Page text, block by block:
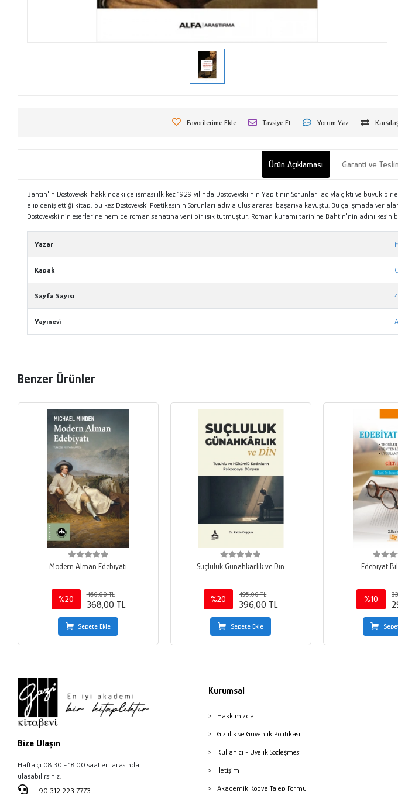
Favorilerime Ekle Tavsiye Et Yorum Yaz
Ürün Açıklaması Garanti ve
Bahtin'in Dostoyevski hakkındaki çalışması ilk kez 1929 yılında Dostoyevski'nin Yapıtının Sorunları adıyla çıktı ve büyük
alıp genişlettiği kitap, bu kez Dostoyevski Poetikasının Sorunları adıyla uluslararası başarıya kavuştu. Bu çalışmada
Dostoyevski'nin eserlerine hem de roman sanatına yeni bir ışık tutmuştur. Roman kuramı tarihine Bahtin'nin adını kesin
Yazar
Kapak
Sayfa Sayısı
Yayınevi
Benzer Ürünler
Modern Alman Edebiyatı
%20
460,00 TL
368,00 TL
Sepete Ekle
Suçluluk Günahkarlık ve Din
%20
495,00 TL
396,00 TL
Sepete Ekle
Edebiyat
%10
Bize Ulaşın
Haftaiçi 08:30 - 18:00 saatleri arasında
ulaşabilirsiniz.
+90 312 223 7773
Kurumsal
Hakkımızda
Gizlilik ve Güvenlik Politikası
Kullanıcı - Üyelik Sözleşmesi
İletişim
Akademik Kopya Talep Formu